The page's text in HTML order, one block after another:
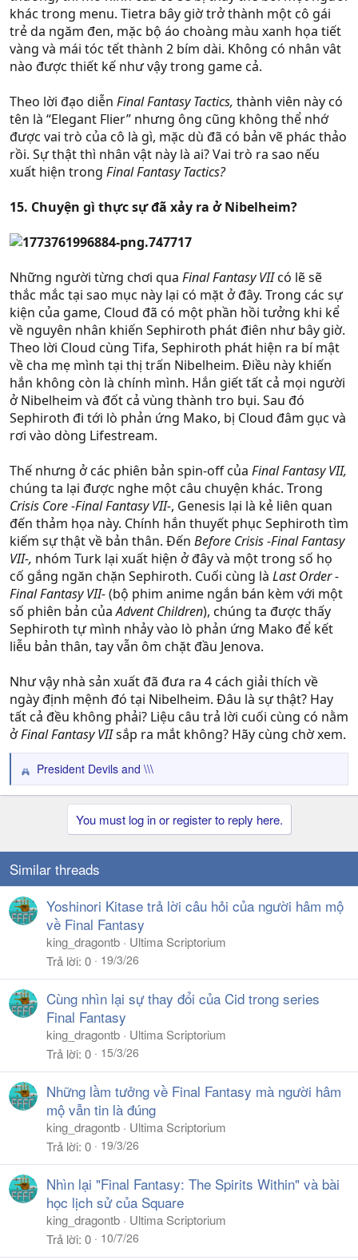
khác trong menu. Tietra bây giờ trở thành một cô gái
trẻ da ngăm đen, mặc bộ áo choàng màu xanh họa tiết
vàng và mái tóc tết thành 2 bím dài. Không có nhân vât
nào được thiết kế như vậy trong game cả.
Theo lời đạo diễn Final Fantasy Tactics, thành viên này có
tên là “Elegant Flier” nhưng ông cũng không thể nhớ
được vai trò của cô là gì, mặc dù đã có bản vẽ phác thảo
rồi. Sự thật thì nhân vật này là ai? Vai trò ra sao nếu
xuất hiện trong Final Fantasy Tactics?
15. Chuyện gì thực sự đã xảy ra ở Nibelheim?
Những người từng chơi qua Final Fantasy VIIcó lẽ sẽ
thắc mắc tại sao mục này lại có mặt ở đây. Trong các sự
kiện của game, Cloud đã có một phần hồi tưởng khi kể
về nguyên nhân khiến Sephiroth phát điên như bây giờ.
Theo lời Cloud cùng Tifa, Sephiroth phát hiện ra bí mật
về cha mẹ mình tại thị trấn Nibelheim. Điều này khiến
hắn không còn là chính mình. Hắn giết tất cả mọi người
ở Nibelheim và đốt cả vùng thành tro bụi. Sau đó
Sephiroth đi tới lò phản ứng Mako, bị Cloud đâm gục và
rơi vào dòng Lifestream.
Thế nhưng ở các phiên bản spin-off của Final Fantasy VII,
chúng ta lại được nghe một câu chuyện khác. Trong
Crisis Core -Final Fantasy VII-, Genesis lại là kẻ liên quan
đến thảm họa này. Chính hắn thuyết phục Sephiroth tìm
kiếm sự thật về bản thân. Đến Before Crisis -Final Fantasy
VII-, nhóm Turk lại xuất hiện ở đây và một trong số họ
cố gắng ngăn chặn Sephiroth. Cuối cùng là Last Order -
Final Fantasy VII-(bộ phim anime ngắn bán kèm với một
số phiên bản củaAdvent Children), chúng ta được thấy
Sephiroth tự mình nhảy vào lò phản ứng Mako để kết
liễu bản thân, tay vẫn ôm chặt đầu Jenova.
Như vậy nhà sản xuất đã đưa ra 4 cách giải thích về
ngày định mệnh đó tại Nibelheim. Đâu là sự thật? Hay
tất cả đều không phải? Liệu câu trả lời cuối cùng có nằm
ởFinal Fantasy VIIsắp ra mắt không? Hãy cùng chờ xem.
R
e
i
o
s
:
President Devils and \\\
You must log in or register to reply here.
Similar threads
Yoshinori Kitase trả lời câu hỏi của người hâm mộ
về Final Fantasy
king_dragontb
Ultima Scriptorium
Trả lời 0 19/3/26
Cùng nhìn lại sự thay đổi của Cid trong series
Final Fantasy
king_dragontb
Ultima Scriptorium
Trả lời 0 15/3/26
Những lầm tưởng về Final Fantasy mà người hâm
mộ vẫn tin là đúng
king_dragontb
Ultima Scriptorium
Trả lời 0 19/3/26
Nhìn lại "Final Fantasy: The Spirits Within" và bài
học lịch sử của Square
king_dragontb
Ultima Scriptorium
Trả lời 0 10/7/26